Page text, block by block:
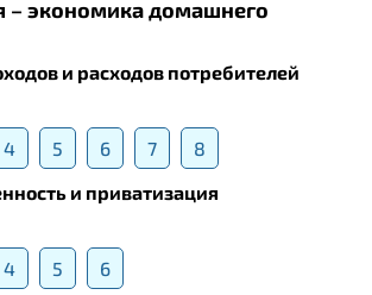
– экономика домашнего
и расходов потребителей
4 5 6 7
8
и приватизация
4 5
6